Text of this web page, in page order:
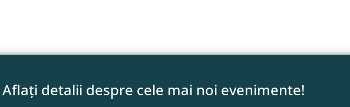
Aflați detalii despre cele mai noi evenimente!